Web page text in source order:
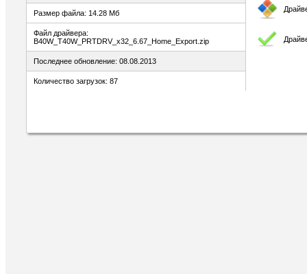
Размер файла: 14.28 Мб
Файл драйвера:
B40W_T40W_PRTDRV_x32_6.67_Home_Export.zip
Последнее обновление: 08.08.2013
Количество загрузок: 87